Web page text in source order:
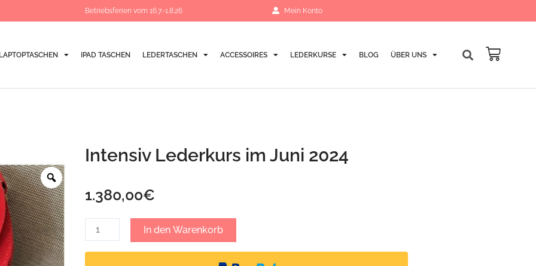
Betriebsferien vom 16.7.-1.8.26 Mein Konto
IPAD TASCHEN LEDERTASCHEN ACCESSOIRES LEDERKURSE BLOG ÜBER UNS
Zoom
Intensiv Lederkurs im Juni 2024
1.380,00€
Intensiv
Lederkurs
im
In den Warenkorb